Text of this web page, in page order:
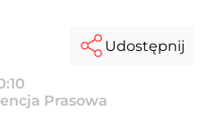
Prasowa
Udostępnij